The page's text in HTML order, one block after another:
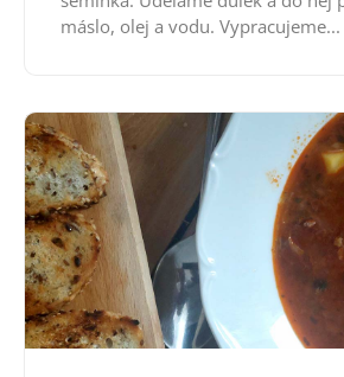
máslo, olej a vodu. Vypracujeme...